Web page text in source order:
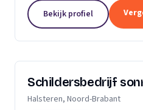
Dan bent u aan het juiste
jaren ervaring zowel als...
Bekijk profiel
Schildersbedrijf
Halsteren, Noord-Brabant